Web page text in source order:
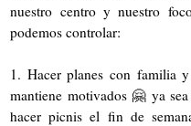
nuestro centro y nuestro
podemos controlar:
1. Hacer planes con familia
mantiene motivados 🤗 ya
hacer picnis el fin de